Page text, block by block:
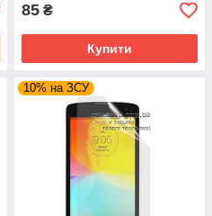
85 ₴
Купити
10% на ЗСУ